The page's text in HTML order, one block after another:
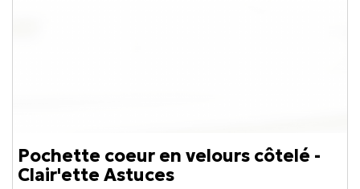
Pochette coeur en velours côtelé -
Clair'ette Astuces